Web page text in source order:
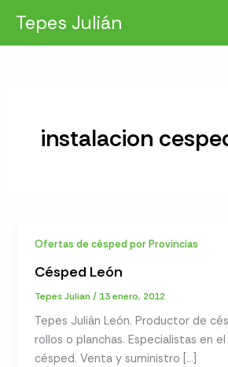
contenido
Tepes Julián
instalacion
Ofertas de césped por Provincias
Césped León
Tepes Julian/ 13 enero, 2012
Tepes Julián León. Productor de
rollos o planchas. Especialistas en
césped. Venta y suministro […]